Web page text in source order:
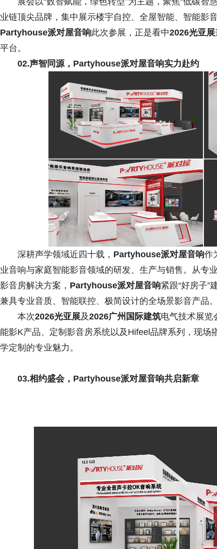
业链顶尖品牌，集中展示楼宇自控、全屋智能、智能影
Partyhouse派对屋音响此次参展，正是看中2026光亚展
平台。
02.声智同源，Partyhouse派对屋音响实力赴约
深耕声学领域近四十载， Partyhouse派对屋音响作
业音响与家庭智能影音领域的研发、生产与销售。从专
影音房解决方案， Partyhouse派对屋音响紧跟“好房子”
兼具专业音质、智能联控、极简设计的全场景影音产品
本次2026光亚展及2026广州国际建筑电气技术展览
能影K产品、定制影音房系统以及Hifeel品牌系列，现
学定制的专业魅力。
03.相约盛会，Partyhouse派对屋音响共启新章